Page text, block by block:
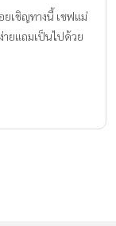
ยเชิญทางนี้ เชฟแม่
ายแถมเป็นไปด้วย